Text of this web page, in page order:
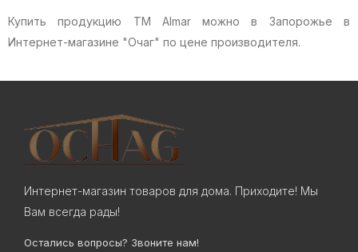
Купить продукцию ТМ Almar можно в Запорожье в
Интернет-магазине "Очаг" по цене производителя.
Интернет-магазин товаров для дома. Приходите! Мы
Вам всегда рады!
Остались вопросы? Звоните нам!